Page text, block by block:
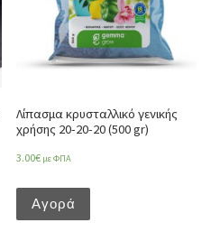
Λίπασμα κρυσταλλικό γενικής
χρήσης 20-20-20 (500 gr)
3.00€ με ΦΠΑ
Αγορά